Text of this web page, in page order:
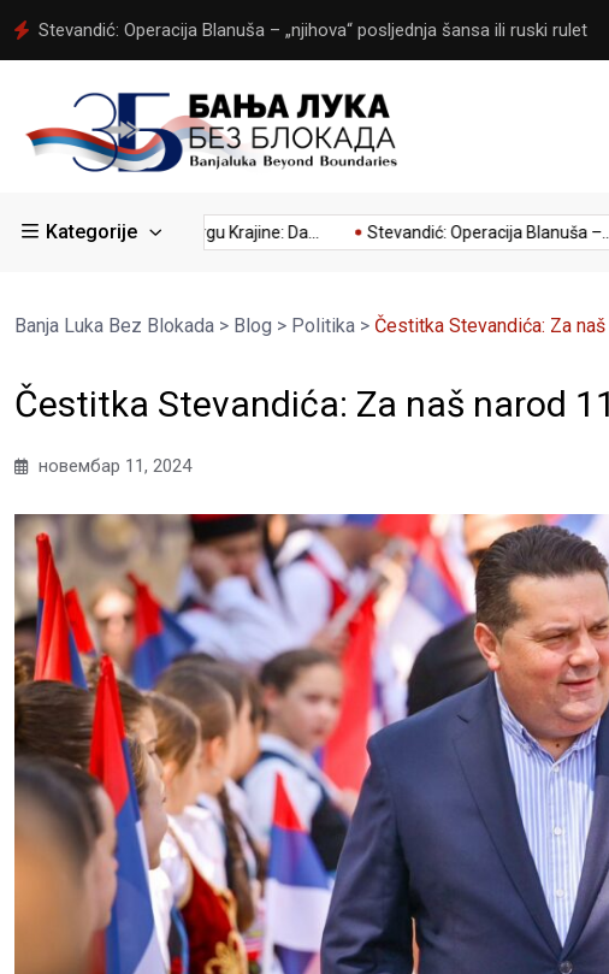
Stevandić: Srpska ostvarila jedan od najdramatičnijih preokreta, a
Kategorije
Kumovao Trgu Krajine: Da... Stevandić: Operacija Blanuša –...
Banja Luka Bez Blokada > Blog > Politika > Čestitka Stevandića: Za
Čestitka Stevandića: Za naš narod
новембар 11, 2024